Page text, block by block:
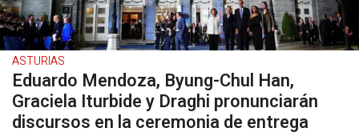
ASTURIAS
Eduardo Mendoza, Byung-Chul Han,
Graciela Iturbide y Draghi pronunciarán
discursos en la ceremonia de entrega